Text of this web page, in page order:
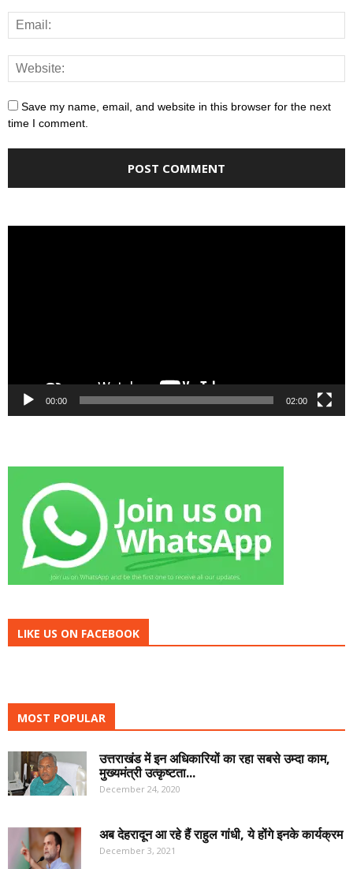
Save my name, email, and website in this browser for the next
time I comment.
00:00 02:00
LIKE US ON FACEBOOK
MOST POPULAR
उत्तराखंड में इन अधिकारियों का रहा सबसे उम्दा काम,
मुख्यमंत्री उत्कृष्टता...
December 24, 2020
अब देहरादून आ रहे हैं राहुल गांधी, ये होंगे इनके कार्यक्रम
December 3, 2021